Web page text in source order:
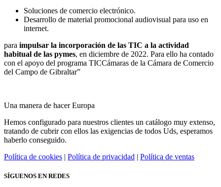
Soluciones de comercio electrónico.
Desarrollo de material promocional audiovisual para uso en
internet.
para impulsar la incorporación de las TIC a la actividad
habitual de las pymes, en diciembre de 2022. Para ello ha contado
con el apoyo del programa TICCámaras de la Cámara de Comercio
del Campo de Gibraltar”
Una manera de hacer Europa
Hemos configurado para nuestros clientes un catálogo muy extenso,
tratando de cubrir con ellos las exigencias de todos Uds, esperamos
haberlo conseguido.
Política de cookies | Política de privacidad | Política de ventas
SÍGUENOS EN REDES